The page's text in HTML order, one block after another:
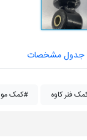
جدول مشخصات
کمک مورب#